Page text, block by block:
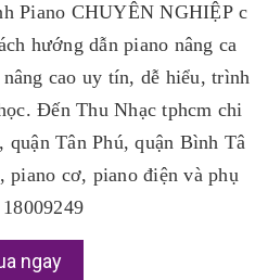
Piano CHUYÊN NGHIỆP c
hướng dẫn piano nâng ca
cao uy tín, dễ hiểu, trình
Đến Thu Nhạc tphcm chi
quận Tân Phú, quận Bình Tâ
piano cơ, piano điện và phụ
ngay